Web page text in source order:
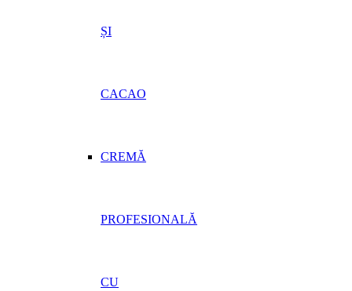
ȘI
CACAO
CREMĂ
PROFESIONALĂ
CU